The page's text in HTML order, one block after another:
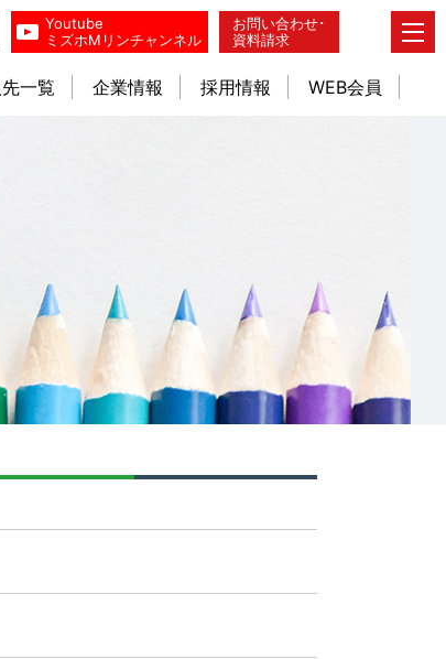
お問い合わせ･
資料請求
Youtube
ミズホMリンチャンネル
一覧 企業情報 採用情報 WEB会員